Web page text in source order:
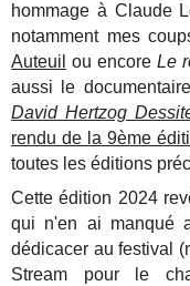
hommage à Claude
notamment mes
Auteuil ou encoreLe
aussi le documentaire
David Hertzog
rendu de la 9ème
toutes les éditions
Cette édition 2024
qui n'en ai manqué
dédicacer au festival
Stream pour le